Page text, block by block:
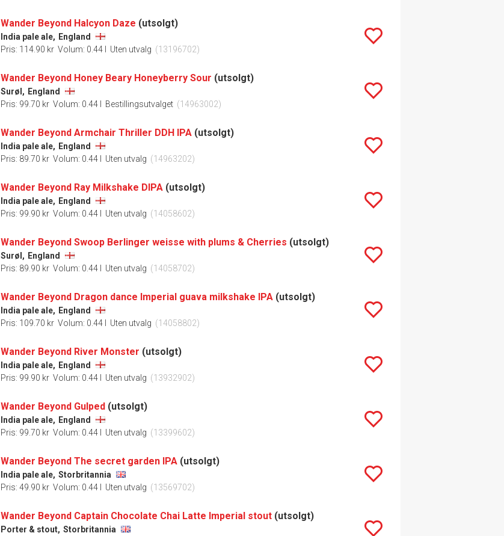
Wander Beyond Halcyon Daze (utsolgt)
India pale ale, England
Pris: 114.90 kr Volum: 0.44 l Uten utvalg (13196702)
Wander Beyond Honey Beary Honeyberry Sour (utsolgt)
Surøl, England
Pris: 99.70 kr Volum: 0.44 l Bestillingsutvalget (14963002)
Wander Beyond Armchair Thriller DDH IPA (utsolgt)
India pale ale, England
Pris: 89.70 kr Volum: 0.44 l Uten utvalg (14963202)
Wander Beyond Ray Milkshake DIPA (utsolgt)
India pale ale, England
Pris: 99.90 kr Volum: 0.44 l Uten utvalg (14058602)
Wander Beyond Swoop Berlinger weisse with plums & Cherries (utsolgt)
Surøl, England
Pris: 89.90 kr Volum: 0.44 l Uten utvalg (14058702)
Wander Beyond Dragon dance Imperial guava milkshake IPA (utsolgt)
India pale ale, England
Pris: 109.70 kr Volum: 0.44 l Uten utvalg (14058802)
Wander Beyond River Monster (utsolgt)
India pale ale, England
Pris: 99.90 kr Volum: 0.44 l Uten utvalg (13932902)
Wander Beyond Gulped (utsolgt)
India pale ale, England
Pris: 99.70 kr Volum: 0.44 l Uten utvalg (13399602)
Wander Beyond The secret garden IPA (utsolgt)
India pale ale, Storbritannia
Pris: 49.90 kr Volum: 0.44 l Uten utvalg (13569702)
Wander Beyond Captain Chocolate Chai Latte Imperial stout (utsolgt)
Porter & stout, Storbritannia